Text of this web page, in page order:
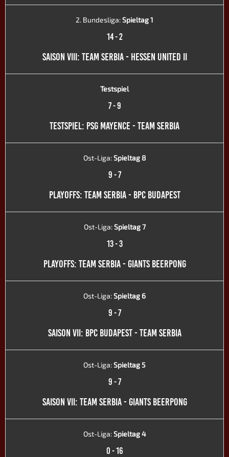
2. Bundesliga:Spieltag 1
14-2
SAISON VIII: TEAM SERBIA - HESSEN UNITED II
Testspiel
7-9
TESTSPIEL: PSG MAYENCE - TEAM SERBIA
Ost-Liga:Spieltag 8
9-7
PLAYOFFS: TEAM SERBIA - BPC BUDAPEST
Ost-Liga:Spieltag 7
13-3
PLAYOFFS: TEAM SERBIA - GIANTS BEERPONG
Ost-Liga:Spieltag 6
9-7
SAISON VII: BPC BUDAPEST - TEAM SERBIA
Ost-Liga:Spieltag 5
9-7
SAISON VII: TEAM SERBIA - GIANTS BEERPONG
Ost-Liga:Spieltag 4
0-16